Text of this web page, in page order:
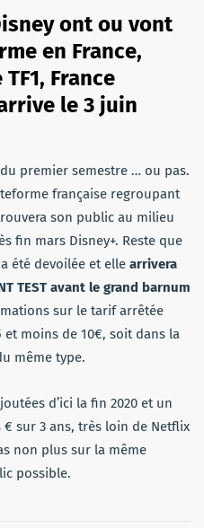
ont ou vont
en France,
France
le 3 juin
du premier semestre … ou pas.
française regroupant
son public au milieu
fin mars Disney+. Reste que
a été devoilée et elle arrivera
TEST avant le grand barnum
sur le tarif arrêtée
moins de 10€, soit dans la
même type.
d’ici la fin 2020 et un
sur 3 ans, très loin de Netflix
non plus sur la même
possible.